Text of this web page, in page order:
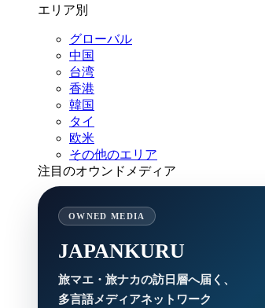
エリア別
グローバル
中国
台湾
香港
韓国
タイ
欧米
その他のエリア
注目のオウンドメディア
OWNED MEDIA
JAPANKURU
旅マエ・旅ナカの訪日層へ届く、
多言語メディアネットワーク